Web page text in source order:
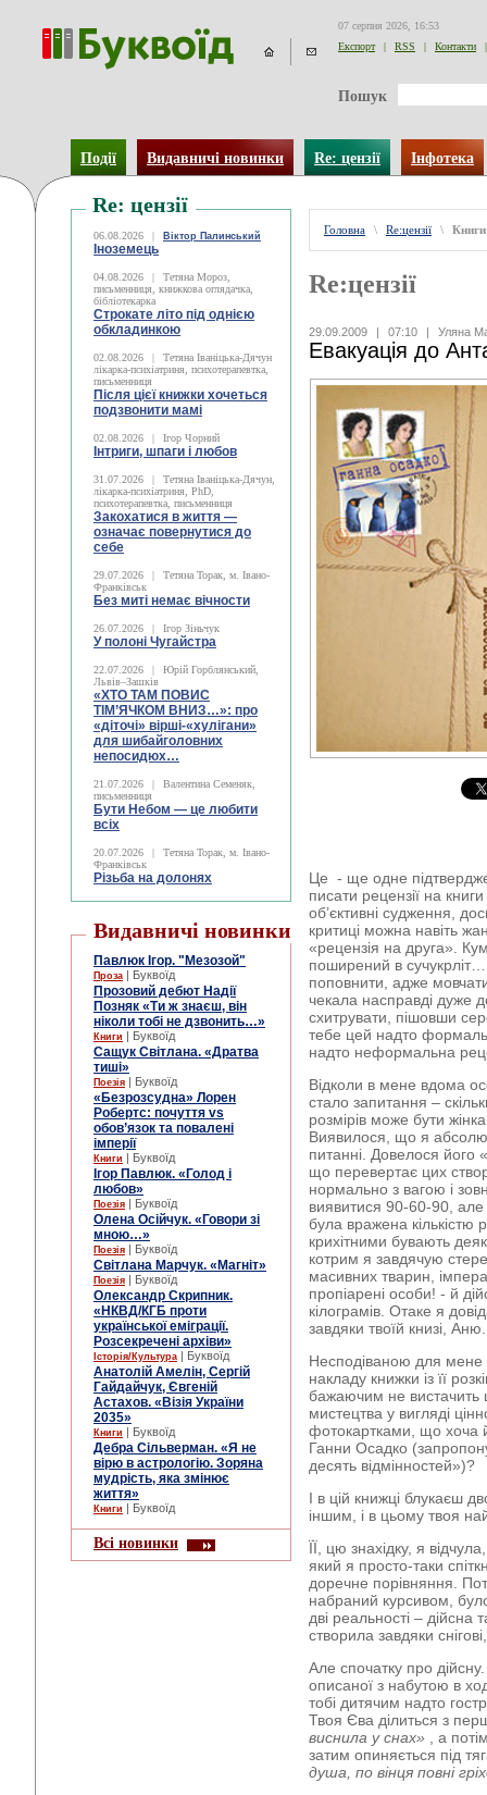
07 серпня 2026, 16:53
Експорт
| RSS | Контакти |
Пошук
Події Видавничі новинки Re: цензії Інфотека
Re: цензії
06.08.2026 | Віктор Палинський
Іноземець
04.08.2026 |
Тетяна Мороз,
письменниця, книжкова оглядачка,
бібліотекарка
Строкате літо під однією
обкладинкою
02.08.2026 |
Тетяна Іваніцька-Дячун
лікарка-психіатриня, психотерапевтка,
письменниця
Після цієї книжки хочеться
подзвонити мамі
02.08.2026 | Ігор Чорний
Інтриги, шпаги і любов
31.07.2026 |
Тетяна Іваніцька-Дячун,
лікарка-психіатриня, PhD,
психотерапевтка, письменниця
Закохатися в життя —
означає повернутися до
себе
29.07.2026 |
Тетяна Торак, м. Івано-
Франківськ
Без миті немає вічности
26.07.2026 | Ігор Зіньчук
У полоні Чугайстра
22.07.2026 |
Юрій Горблянський,
Львів–Зашків
«ХТО ТАМ ПОВИС
ТІМ’ЯЧКОМ ВНИЗ…»: про
«діточі» вірші-«хулігани»
для шибайголовних
непосидюх…
21.07.2026 |
Валентина Семеняк,
письменниця
Бути Небом ― це любити
всіх
20.07.2026 |
Тетяна Торак, м. Івано-
Франківськ
Різьба на долонях
Видавничі новинки
Павлюк Ігор. "Мезозой"
Проза | Буквоїд
Прозовий дебют Надії
Позняк «Ти ж знаєш, він
ніколи тобі не дзвонить…»
Книги | Буквоїд
Сащук Світлана. «Дратва
тиші»
Поезія | Буквоїд
«Безрозсудна» Лорен
Робертс: почуття vs
обов’язок та повалені
імперії
Книги | Буквоїд
Ігор Павлюк. «Голод і
любов»
Поезія | Буквоїд
Олена Осійчук. «Говори зі
мною…»
Поезія | Буквоїд
Світлана Марчук. «Магніт»
Поезія | Буквоїд
Олександр Скрипник.
«НКВД/КГБ проти
української еміграції.
Розсекречені архіви»
Історія/Культура | Буквоїд
Анатолій Амелін, Сергій
Гайдайчук, Євгеній
Астахов. «Візія України
2035»
Книги | Буквоїд
Дебра Сільверман. «Я не
вірю в астрологію. Зоряна
мудрість, яка змінює
життя»
Книги | Буквоїд
Всі новинки
Головна \ Re:цензії \ Книги
Re:цензії
29.09.2009 | 07:10 | Уляна
Евакуація до
Це - ще одне
писати рецензії на
об’єктивні судження,
критиці можна навіть
«рецензія на друга».
поширений в
поповнити, адже
чекала насправді дуже
схитрувати, пішовши
тебе цей надто
надто неформальна
Відколи в мене вдома
стало запитання –
розмірів може бути
Виявилося, що я
питанні. Довелося його
що перевертає цих
нормально з вагою і
виявитися 90-60-90,
була вражена кількістю
крихітними бувають
котрим я завдячую
масивних тварин,
пропіарені особи! - й
кілограмів. Отаке я
завдяки твоїй книзі, Аню.
Несподіваною для мене
накладу книжки із її
бажаючим не вистачить
мистецтва у вигляді
фотокартками, що хоча
Ганни Осадко
десять відмінностей»)?
І в цій книжці блукаєш
іншим, і в цьому твоя
ЇЇ, цю знахідку, я
який я просто-таки
доречне порівняння.
набраний курсивом, було
дві реальності – дійсна
створила завдяки
Але спочатку про
описаної з набутою в
тобі дитячим надто
Твоя Єва ділиться з
виснила у снах» , а
затим опиняється під
душа, по вінця повні